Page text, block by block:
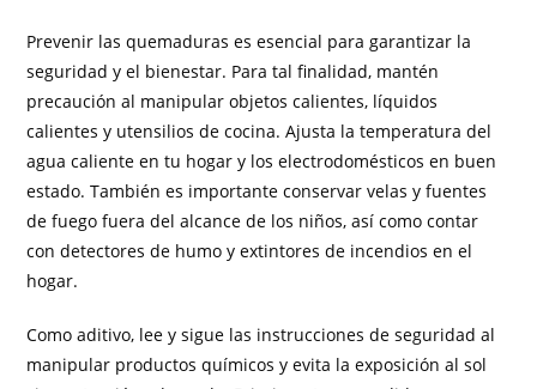
Prevenir las quemaduras es esencial para garantizar la
seguridad y el bienestar. Para tal finalidad, mantén
precaución al manipular objetos calientes, líquidos
calientes y utensilios de cocina. Ajusta la temperatura del
agua caliente en tu hogar y los electrodomésticos en buen
estado. También es importante conservar velas y fuentes
de fuego fuera del alcance de los niños, así como contar
con detectores de humo y extintores de incendios en el
hogar.
Como aditivo, lee y sigue las instrucciones de seguridad al
manipular productos químicos y evita la exposición al sol